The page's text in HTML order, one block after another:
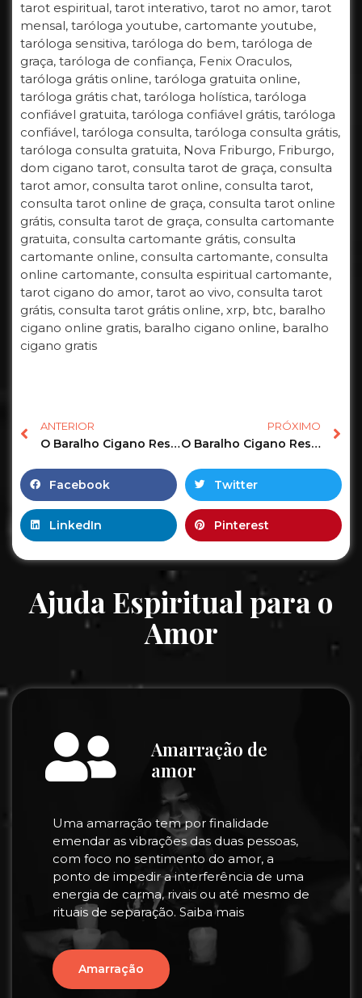
tarot espiritual, tarot interativo, tarot no amor, tarot
mensal, taróloga youtube, cartomante youtube,
taróloga sensitiva, taróloga do bem, taróloga de
graça, taróloga de confiança, Fenix Oraculos,
taróloga grátis online, taróloga gratuita online,
taróloga grátis chat, taróloga holística, taróloga
confiável gratuita, taróloga confiável grátis, taróloga
confiável, taróloga consulta, taróloga consulta grátis,
taróloga consulta gratuita, Nova Friburgo, Friburgo,
dom cigano tarot, consulta tarot de graça, consulta
tarot amor, consulta tarot online, consulta tarot,
consulta tarot online de graça, consulta tarot online
grátis, consulta tarot de graça, consulta cartomante
gratuita, consulta cartomante grátis, consulta
cartomante online, consulta cartomante, consulta
online cartomante, consulta espiritual cartomante,
tarot cigano do amor, tarot ao vivo, consulta tarot
grátis, consulta tarot grátis online, xrp, btc, baralho
cigano online gratis, baralho cigano online, baralho
cigano gratis
ANTERIOR
O Baralho Cigano Responde o Tarot Revela as Previsões de hoje! #tarot #tarotonline #tarotgratis 16
PRÓXIMO
O Baralho Cigano Responde o Tarot Revela as Previsões de hoje! #tarot #tarotonline #tarotgratis 7
Facebook Twitter
LinkedIn Pinterest
Ajuda Espiritual para o
Amor
Amarração de
amor
Uma amarração tem por finalidade
emendar as vibrações das duas pessoas,
com foco no sentimento do amor, a
ponto de impedir a interferência de uma
energia de carma, rivais ou até mesmo de
rituais de separação. Saiba mais
Amarração